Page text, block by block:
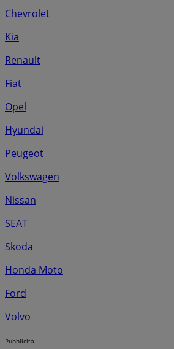
Chevrolet
Kia
Renault
Fiat
Opel
Hyundai
Peugeot
Volkswagen
Nissan
SEAT
Skoda
Honda Moto
Ford
Volvo
Pubblicità